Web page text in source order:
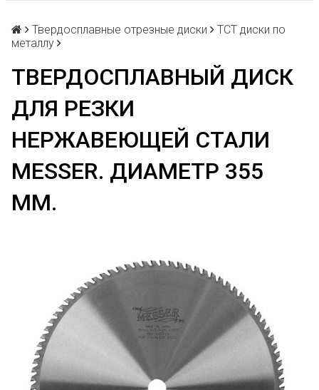
Твердосплавные отрезные диски
ТСТ диски по
металлу
ТВЕРДОСПЛАВНЫЙ ДИСК
ДЛЯ РЕЗКИ
НЕРЖАВЕЮЩЕЙ СТАЛИ
MESSER. ДИАМЕТР 355
ММ.